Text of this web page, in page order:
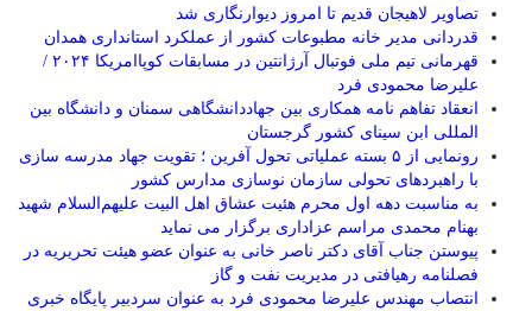
تصاویر لاهیجان قدیم تا امروز دیوارنگاری شد
قدردانی مدیر خانه مطبوعات کشور از عملکرد استانداری همدان
قهرمانی تیم ملی فوتبال آرژانتین در مسابقات کوپاامریکا ۲۰۲۴ /
علیرضا محمودی فرد
انعقاد تفاهم نامه همکاری بین جهاددانشگاهی سمنان و دانشگاه بین
المللی ابن سینای کشور گرجستان
رونمایی از ۵ بسته عملیاتی تحول آفرین ؛ تقویت جهاد مدرسه سازی
با راهبردهای تحولی سازمان نوسازی مدارس کشور
به مناسبت دهه اول محرم هئیت عشاق اهل البیت علیهم‌السلام شهید
بهنام محمدی مراسم عزاداری برگزار می نماید
پیوستن جناب آقای دکتر ناصر خانی به عنوان عضو هیئت تحریریه در
فصلنامه رهیافتی در مدیریت نفت و گاز
انتصاب مهندس علیرضا محمودی فرد به عنوان سردبیر پایگاه خبری